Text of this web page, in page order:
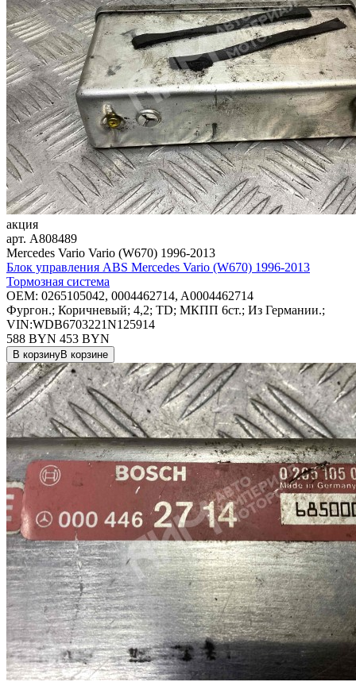
акция
арт. A808489
Mercedes Vario Vario (W670) 1996-2013
Блок управления ABS Mercedes Vario (W670) 1996-2013
Тормозная система
OEM: 0265105042, 0004462714, A0004462714
Фургон.; Коричневый; 4,2; TD; МКПП 6ст.; Из Германии.;
VIN:WDB6703221N125914
588 BYN 453 BYN
В корзинуВ корзине